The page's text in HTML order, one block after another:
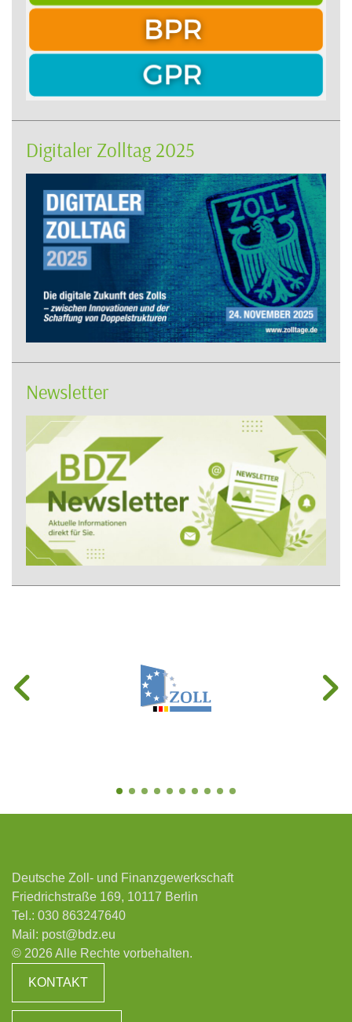
Digitaler Zolltag 2025
Newsletter
Deutsche Zoll- und Finanzgewerkschaft
Friedrichstraße 169, 10117 Berlin
Tel.: 030 863247640
Mail: post@bdz.eu
© 2026 Alle Rechte vorbehalten.
KONTAKT